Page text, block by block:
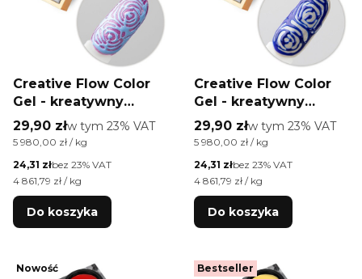
Creative Flow Color
Gel - kreatywny
NailArt żel do efektu
topniejących,
Molly Nails Baby Blue
HEMA/Di-HEMA free 5
Cena brutto
29,90 złw tym %s VAT
w tym 23% VAT
Cena jednostkowa brutto
5 980,00 zł / kg
Cena netto
24,31 złbez 23% VAT
Cena jednostkowa netto
4 861,79 zł / kg
Do koszyka
Creative Flow Color
Gel - kreatywny
NailArt żel do efektu
topniejących,
Molly Nails Navy Blue
HEMA/Di-HEMA free 5
Cena brutto
29,90 złw tym %s VAT
w tym 23% VAT
Cena jednostkowa brutto
5 980,00 zł / kg
Cena netto
24,31 złbez 23% VAT
Cena jednostkowa netto
4 861,79 zł / kg
Do koszyka
Nowość
Bestseller